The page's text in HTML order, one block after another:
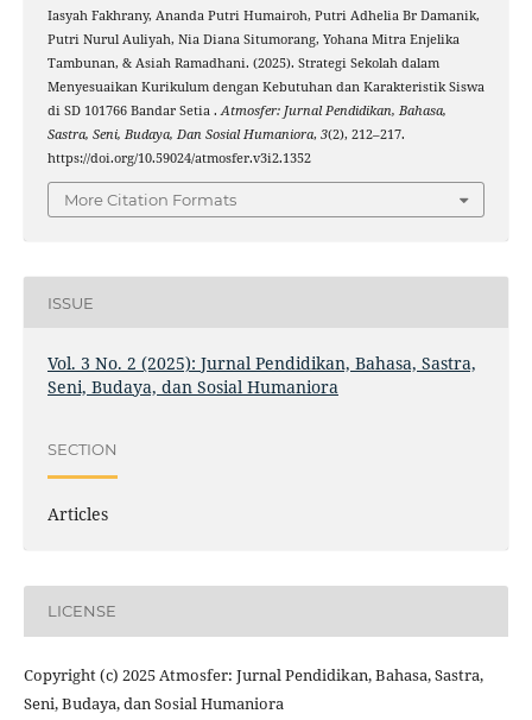
Iasyah Fakhrany, Ananda Putri Humairoh, Putri Adhelia Br Damanik,
Putri Nurul Auliyah, Nia Diana Situmorang, Yohana Mitra Enjelika
Tambunan, & Asiah Ramadhani. (2025). Strategi Sekolah dalam
Menyesuaikan Kurikulum dengan Kebutuhan dan Karakteristik Siswa
di SD 101766 Bandar Setia .Atmosfer: Jurnal Pendidikan, Bahasa,
Sastra, Seni, Budaya, Dan Sosial Humaniora, 3(2), 212–217.
https://doi.org/10.59024/atmosfer.v3i2.1352
More Citation Formats
ISSUE
Vol. 3 No. 2 (2025): Jurnal Pendidikan, Bahasa, Sastra,
Seni, Budaya, dan Sosial Humaniora
SECTION
Articles
LICENSE
Copyright (c) 2025 Atmosfer: Jurnal Pendidikan, Bahasa, Sastra,
Seni, Budaya, dan Sosial Humaniora